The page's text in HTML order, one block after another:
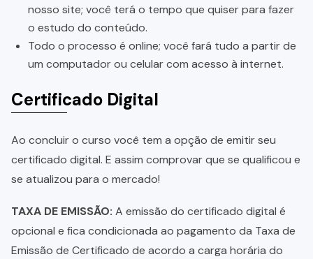
nosso site; você terá o tempo que quiser para fazer
o estudo do conteúdo.
Todo o processo é online; você fará tudo a partir de
um computador ou celular com acesso à internet.
Certificado Digital
Ao concluir o curso você tem a opção de emitir seu
certificado digital. E assim comprovar que se qualificou e
se atualizou para o mercado!
TAXA DE EMISSÃO: A emissão do certificado digital é
opcional e fica condicionada ao pagamento da Taxa de
Emissão de Certificado de acordo a carga horária do